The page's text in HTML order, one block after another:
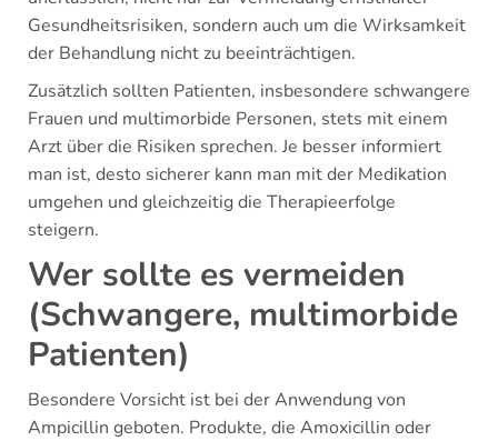
Gesundheitsrisiken, sondern auch um die Wirksamkeit
der Behandlung nicht zu beeinträchtigen.
Zusätzlich sollten Patienten, insbesondere schwangere
Frauen und multimorbide Personen, stets mit einem
Arzt über die Risiken sprechen. Je besser informiert
man ist, desto sicherer kann man mit der Medikation
umgehen und gleichzeitig die Therapieerfolge
steigern.
Wer sollte es vermeiden
(Schwangere, multimorbide
Patienten)
Besondere Vorsicht ist bei der Anwendung von
Ampicillin geboten. Produkte, die Amoxicillin oder